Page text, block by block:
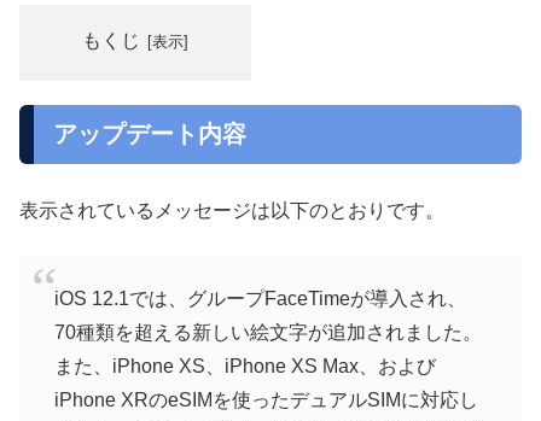
もくじ
アップデート内容
表示されているメッセージは以下のとおりです。
iOS 12.1では、グループFaceTimeが導入され、
70種類を超える新しい絵文字が追加されました。
また、iPhone XS、iPhone XS Max、および
iPhone XRのeSIMを使ったデュアルSIMに対応し